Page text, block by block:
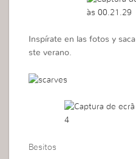
Inspírate en las fotos y
ste verano.
Besitos